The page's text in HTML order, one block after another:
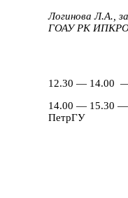
Логинова Л.А.,
ГОАУ РК
12.30 — 14.00
14.00 — 15.30 —
ПетрГУ